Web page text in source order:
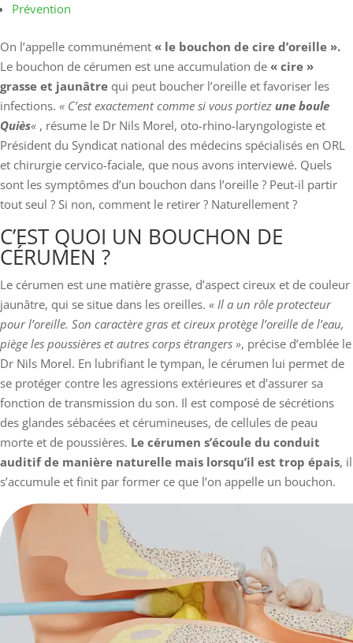
Prévention
On l’appelle communément « le bouchon de cire d’oreille ».
Le bouchon de cérumen est une accumulation de « cire »
grasse et jaunâtre qui peut boucher l’oreille et favoriser les
infections. « C’est exactement comme si vous portiez une boule
Quiès« , résume le Dr Nils Morel, oto-rhino-laryngologiste et
Président du Syndicat national des médecins spécialisés en ORL
et chirurgie cervico-faciale, que nous avons interviewé. Quels
sont les symptômes d’un bouchon dans l’oreille ? Peut-il partir
tout seul ? Si non, comment le retirer ? Naturellement ?
C’EST QUOI UN BOUCHON DE
CÉRUMEN ?
Le cérumen est une matière grasse, d’aspect cireux et de couleur
jaunâtre, qui se situe dans les oreilles. « Il a un rôle protecteur
pour l’oreille. Son caractère gras et cireux protège l’oreille de l’eau,
piège les poussières et autres corps étrangers », précise d’emblée le
Dr Nils Morel. En lubrifiant le tympan, le cérumen lui permet de
se protéger contre les agressions extérieures et d’assurer sa
fonction de transmission du son. Il est composé de sécrétions
des glandes sébacées et cérumineuses, de cellules de peau
morte et de poussières. Le cérumen s’écoule du conduit
auditif de manière naturelle mais lorsqu’il est trop épais, il
s’accumule et finit par former ce que l’on appelle un bouchon.